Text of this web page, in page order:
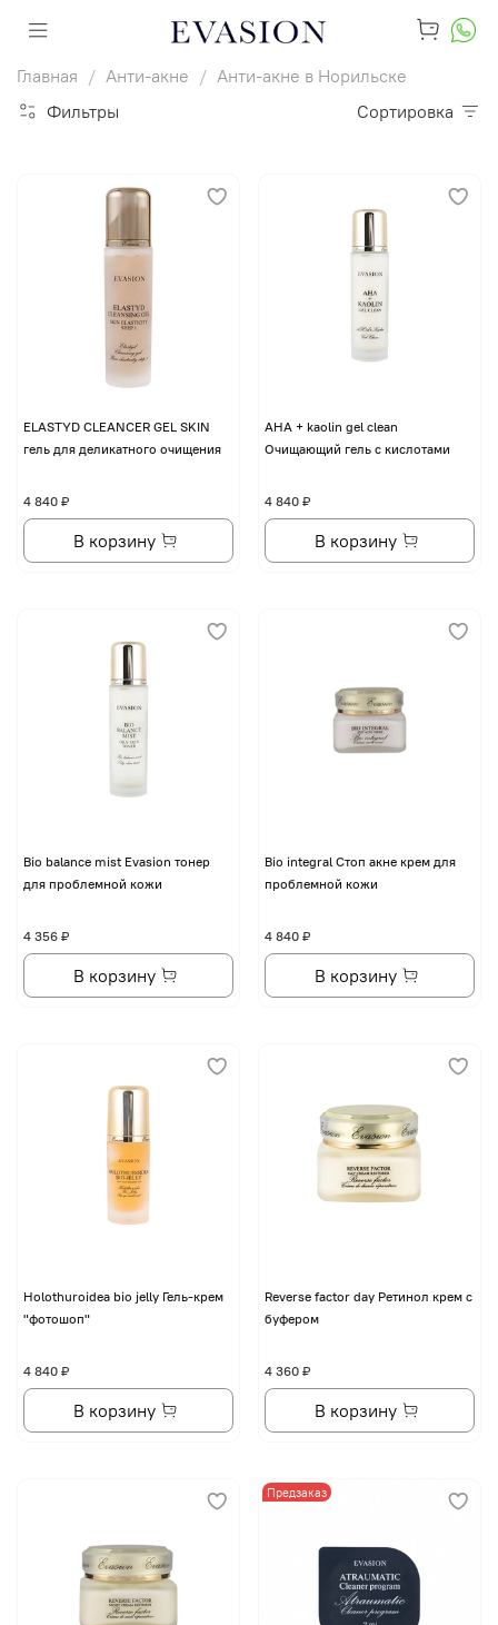
Главная Анти-акне
Анти-акне в Норильске
Фильтры
Сортировка
ELASTYD CLEANCER GEL SKIN
гель для деликатного очищения
4 840 ₽
В корзину
AHA + kaolin gel clean
Очищающий гель с кислотами
4 840 ₽
В корзину
Bio balance mist Evasion тонер
для проблемной кожи
4 356 ₽
В корзину
Bio integral Стоп акне крем для
проблемной кожи
4 840 ₽
В корзину
Holothuroidea bio jelly Гель-крем
"фотошоп"
4 840 ₽
В корзину
Reverse factor day Ретинол крем с
буфером
4 360 ₽
В корзину
Предзаказ